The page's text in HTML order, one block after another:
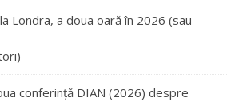
Londra, a doua oară în 2026 (sau
conferință DIAN (2026) despre